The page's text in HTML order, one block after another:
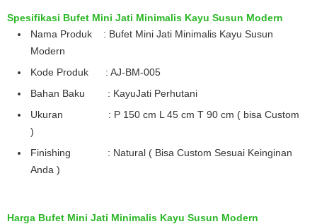
Spesifikasi Bufet Mini Jati Minimalis Kayu Susun Modern
Nama Produk : Bufet Mini Jati Minimalis Kayu Susun
Modern
Kode Produk : AJ-BM-005
Bahan Baku : KayuJati Perhutani
Ukuran : P 150 cm L 45 cm T 90 cm ( bisa Custom
)
Finishing : Natural ( Bisa Custom Sesuai Keinginan
Anda )
Harga Bufet Mini Jati Minimalis Kayu Susun Modern